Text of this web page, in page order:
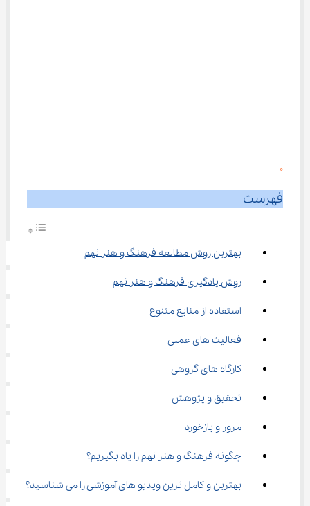
0
فهرست
بهترین روش مطالعه فرهنگ و هنر نهم
روش یادگیری فرهنگ و هنر نهم
استفاده از منابع متنوع
فعالیت‌ های عملی
کارگاه ‌های گروهی
تحقیق و پژوهش
مرور و بازخورد
چگونه فرهنگ و هنر نهم را یاد بگیریم؟
بهترین و کامل ترین ویدیو های آموزشی را می‌ شناسید؟